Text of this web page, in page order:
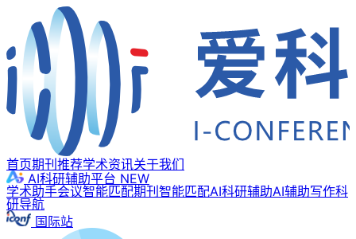
首页期刊推荐学术资讯关于我们
AI科研辅助平台 NEW
学术助手会议智能匹配期刊智能匹配AI科研辅助AI辅助写作科
研导航
国际站